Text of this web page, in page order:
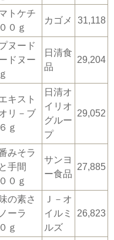
トケチ
０ｇ
カゴメ 31,118
ヌード
ドヌー
日清食
品
29,204
キスト
リ－ブ
ｇ
日清オ
イリオ
グルー
プ
29,052
みそラ
手間
０ｇ
サンヨ
ー食品
27,885
の素さ
ーラ
ｇ
Ｊ－オ
イルミ
ルズ
26,823